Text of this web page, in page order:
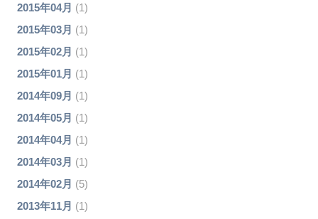
2015年04月 (1)
2015年03月 (1)
2015年02月 (1)
2015年01月 (1)
2014年09月 (1)
2014年05月 (1)
2014年04月 (1)
2014年03月 (1)
2014年02月 (5)
2013年11月 (1)